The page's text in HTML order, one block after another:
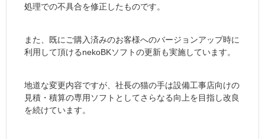
処理での不具合を修正したものです。
また、既にご購入済みのお客様へのバージョンアップ時に
利用して頂けるnekoBKソフトの更新も実施しています。
地道な変更内容ですが、社長の猫の手は設備工事店向けの
見積・積算の専用ソフトとしてさらなる向上を目指し改良
を続けています。